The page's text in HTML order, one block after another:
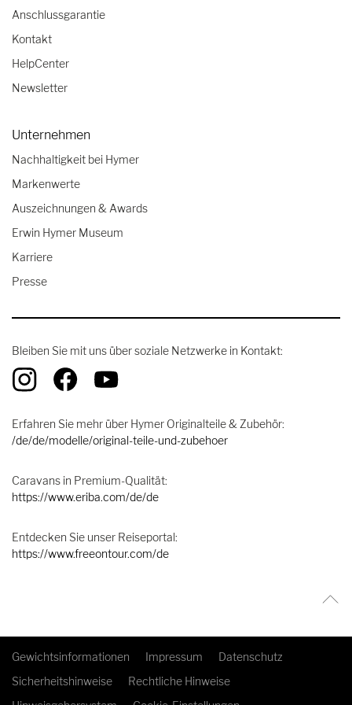
Anschlussgarantie
Kontakt
HelpCenter
Newsletter
Unternehmen
Nachhaltigkeit bei Hymer
Markenwerte
Auszeichnungen & Awards
Erwin Hymer Museum
Karriere
Presse
Bleiben Sie mit uns über soziale Netzwerke in Kontakt:
Erfahren Sie mehr über Hymer Originalteile & Zubehör:
/de/de/modelle/original-teile-und-zubehoer
Caravans in Premium-Qualität:
https://www.eriba.com/de/de
Entdecken Sie unser Reiseportal:
https://www.freeontour.com/de
Gewichtsinformationen Impressum
Datenschutz
Sicherheitshinweise
Rechtliche Hinweise